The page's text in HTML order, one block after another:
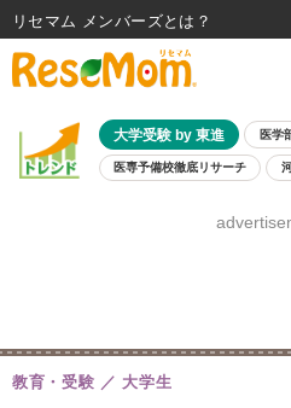
大学受験 by 東進 医学
医専予備校徹底リサーチ
8月開催学校説明
教育・受験 大学生
リセマム メンバーズ